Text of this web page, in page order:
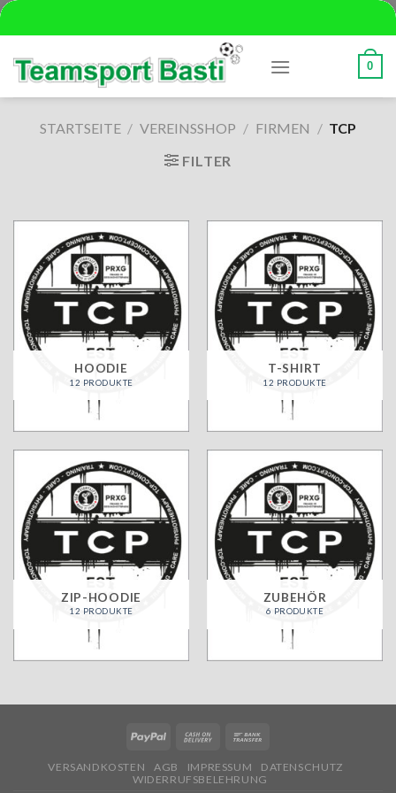
Skip
to
content
0
STARTSEITE / VEREINSSHOP / FIRMEN / TCP
FILTER
HOODIE
12 PRODUKTE
T-SHIRT
12 PRODUKTE
ZIP-HOODIE
12 PRODUKTE
ZUBEHÖR
6 PRODUKTE
VERSANDKOSTEN AGB IMPRESSUM
DATENSCHUTZ
WIDERRUFSBELEHRUNG